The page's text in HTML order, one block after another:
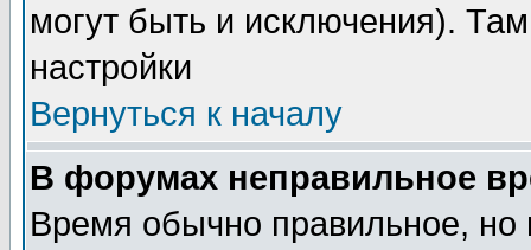
могут быть и исключения).
настройки
Вернуться к началу
В форумах неправильное
Время обычно правильное,